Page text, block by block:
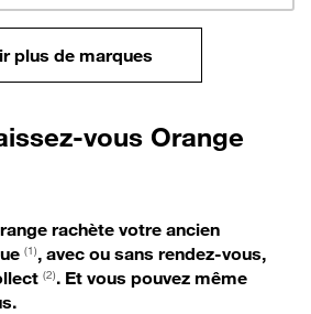
plus de marques
vous Orange
rachète votre ancien
(1), avec ou sans rendez-vous,
(2). Et vous pouvez même